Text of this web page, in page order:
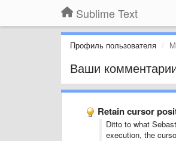
Sublime Text
Профиль пользователя
Ваши
Retain cursor
Ditto to what
execution, the